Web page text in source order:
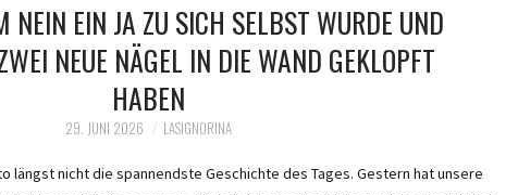
NEIN EIN JA ZU SICH SELBST WURDE UND
NEUE NÄGEL IN DIE WAND GEKLOPFT
HABEN
29. JUNI 2026 LASIGNORINA
längst nicht die spannendste Geschichte des Tages. Gestern hat unsere